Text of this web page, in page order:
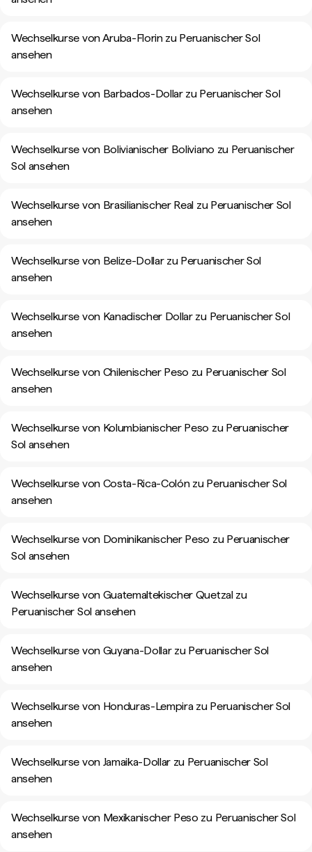
Wechselkurse von Aruba-Florin zu Peruanischer Sol
ansehen
Wechselkurse von Barbados-Dollar zu Peruanischer Sol
ansehen
Wechselkurse von Bolivianischer Boliviano zu Peruanischer
Sol ansehen
Wechselkurse von Brasilianischer Real zu Peruanischer Sol
ansehen
Wechselkurse von Belize-Dollar zu Peruanischer Sol
ansehen
Wechselkurse von Kanadischer Dollar zu Peruanischer Sol
ansehen
Wechselkurse von Chilenischer Peso zu Peruanischer Sol
ansehen
Wechselkurse von Kolumbianischer Peso zu Peruanischer
Sol ansehen
Wechselkurse von Costa-Rica-Colón zu Peruanischer Sol
ansehen
Wechselkurse von Dominikanischer Peso zu Peruanischer
Sol ansehen
Wechselkurse von Guatemaltekischer Quetzal zu
Peruanischer Sol ansehen
Wechselkurse von Guyana-Dollar zu Peruanischer Sol
ansehen
Wechselkurse von Honduras-Lempira zu Peruanischer Sol
ansehen
Wechselkurse von Jamaika-Dollar zu Peruanischer Sol
ansehen
Wechselkurse von Mexikanischer Peso zu Peruanischer Sol
ansehen